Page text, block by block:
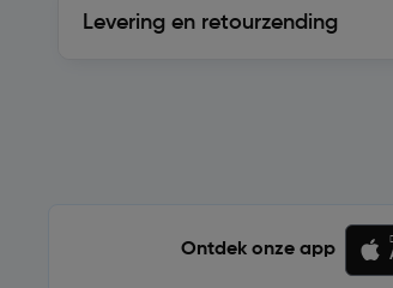
Levering en retourzending
Ontdek onze app